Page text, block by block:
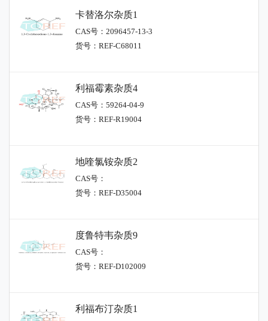
卡替洛尔杂质1
CAS号：2096457-13-3
货号：REF-C68011
利福霉素杂质4
CAS号：59264-04-9
货号：REF-R19004
地喹氯铵杂质2
CAS号：
货号：REF-D35004
度鲁特韦杂质9
CAS号：
货号：REF-D102009
利福布汀杂质1